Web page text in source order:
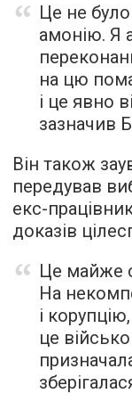
Це не
амонію. Я
на цю
і це явно
зазначив
Він також
передував
екс-
доказів
Це майже
На
і
це